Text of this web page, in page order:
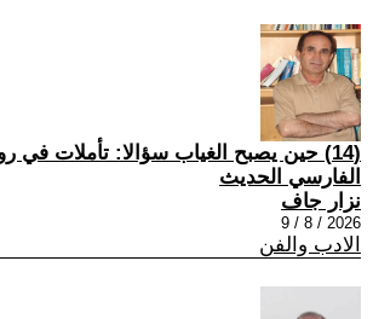
(14) حين يصبح الغياب سؤالا: تأملات في
الفارسي الحديث
نزار جاف
2026 / 8 / 9
الادب والفن